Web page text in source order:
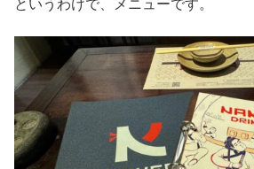
というわけで、メニューです。